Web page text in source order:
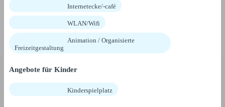
Internetecke/-café
WLAN/Wifi
Animation / Organisierte
Freizeitgestaltung
Angebote für Kinder
Kinderspielplatz